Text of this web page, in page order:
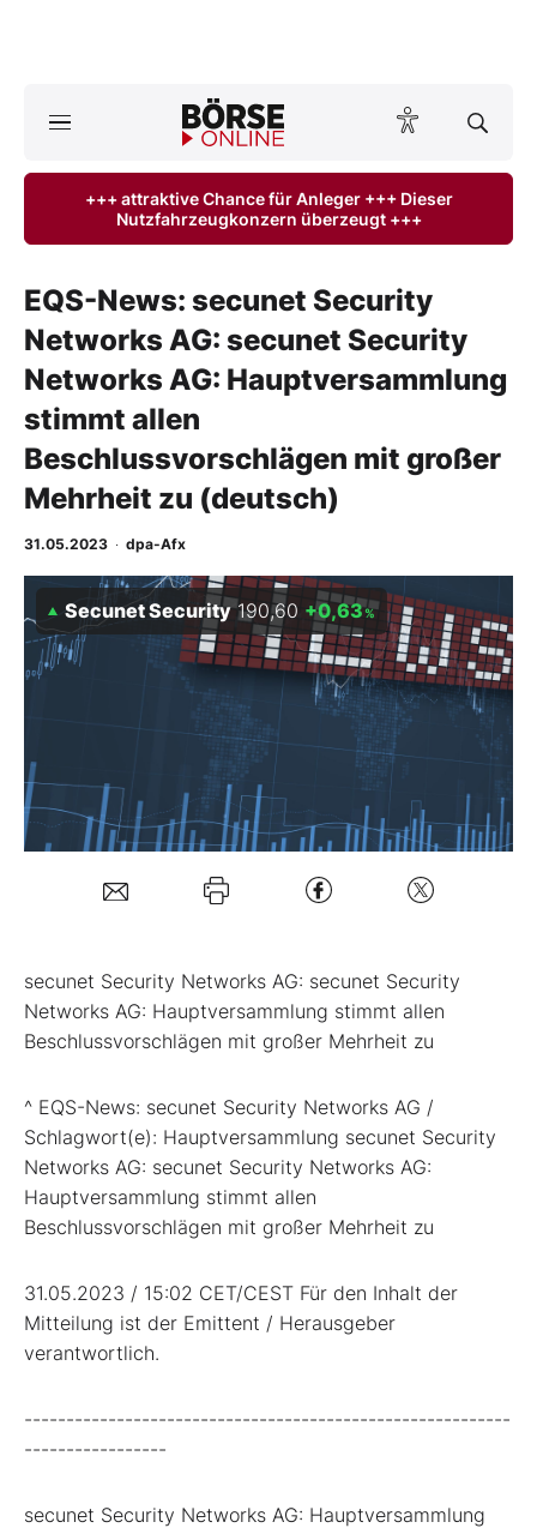
ktuelle Ausgabe BÖRSE ONLINE lesen
Finanz-Check
Abo & Shop
BO-Musterdepots
Mein B:O
Mein Konto
Kontakt
+++ attraktive Chance für Anleger +++ Dieser
Nutzfahrzeugkonzern überzeugt +++
EQS-News: secunet Security
Networks AG: secunet Security
Networks AG: Hauptversammlung
stimmt allen
Beschlussvorschlägen mit großer
Mehrheit zu (deutsch)
31.05.2023 · dpa-Afx
Secunet Security 190,60 +0,63%
secunet Security Networks AG: secunet Security
Networks AG: Hauptversammlung stimmt allen
Beschlussvorschlägen mit großer Mehrheit zu
^ EQS-News: secunet Security Networks AG /
Schlagwort(e): Hauptversammlung secunet Security
Networks AG: secunet Security Networks AG:
Hauptversammlung stimmt allen
Beschlussvorschlägen mit großer Mehrheit zu
31.05.2023 / 15:02 CET/CEST Für den Inhalt der
Mitteilung ist der Emittent / Herausgeber
verantwortlich.
----------------------------------------------------------
-----------------
secunet Security Networks AG: Hauptversammlung